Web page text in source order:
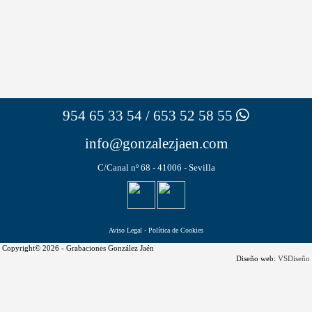
954 65 33 54 / 653 52 58 55
info@gonzalezjaen.com
C/Canal nº 68 - 41006 - Sevilla
Aviso Legal - Política de Cookies
Copyright© 2026 - Grabaciones González Jaén
Diseño web: VSDiseño